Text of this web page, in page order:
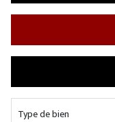
Type de bien